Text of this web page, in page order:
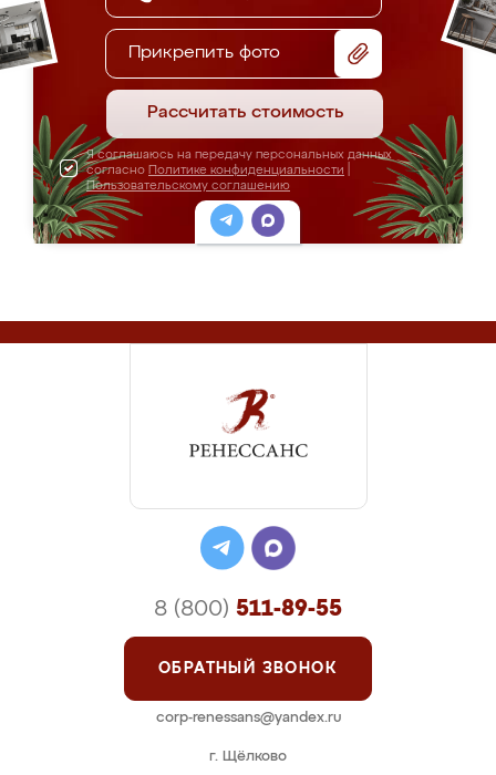
Прикрепить фото
Рассчитать стоимость
Я соглашаюсь на передачу персональных данных
согласно Политике конфиденциальности
Пользовательскому соглашению
г. Щёлково
8 (800) 511-89-55
ОБРАТНЫЙ ЗВОНОК
corp-renessans@yandex.ru